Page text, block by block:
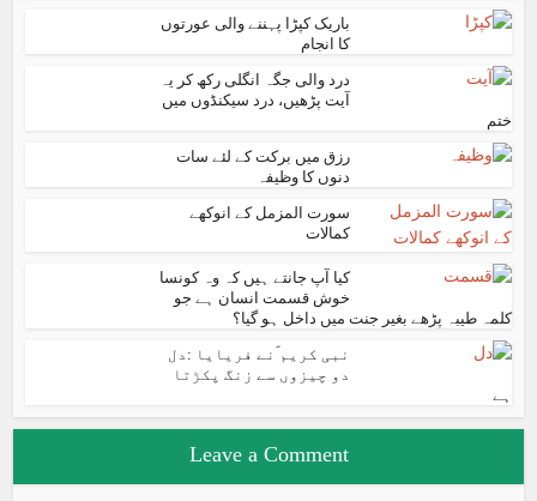
باریک کپڑا پہننے والی عورتوں
کا انجام
درد والی جگہ انگلی رکھ کر یہ
آیت پڑھیں، درد سیکنڈوں میں
ختم
رزق میں برکت کے لئے سات
دنوں کا وظیفہ
سورت المزمل کے انوکھے
کمالات
کیا آپ جانتے ہیں کہ وہ کونسا
خوش قسمت انسان ہے جو
کلمہ طیبہ پڑھے بغیر جنت میں داخل ہو گیا؟
نبی کریم ؐنے فریایا :دل
دو چیزوں سے زنگ پکڑتا
ہے
Leave a Comment